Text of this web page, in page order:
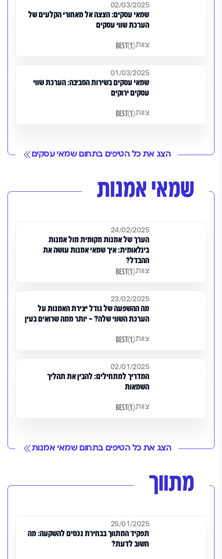
02/03/2025
שמאי עסקים: הצצה אל מאחורי הקלעים של
הערכת שווי עסקים
צוות
01/03/2025
שמאי עסקים בשירות הסביבה: הערכת שווי
עסקים ירוקים
צוות
הצג את כל הטיפים בתחום שמאי עסקים
שמאי אמנות
24/02/2025
הערך של אמנות מקומית מול אמנות
בינלאומית: איך שמאי אמנות עושה את
ההבדל?
צוות
23/02/2025
מה ההשפעה של גודל יצירת האמנות על
הערכת השווי שלה? – יותר ממה שרואים בעין
צוות
02/01/2025
המדריך למתחילים: להבין את תהליך
השמאות
צוות
הצג את כל הטיפים בתחום שמאי אמנות
מתווך
25/01/2025
תפקיד המתווך בבחירת נכסים להשקעה: מה
חשוב לדעת?